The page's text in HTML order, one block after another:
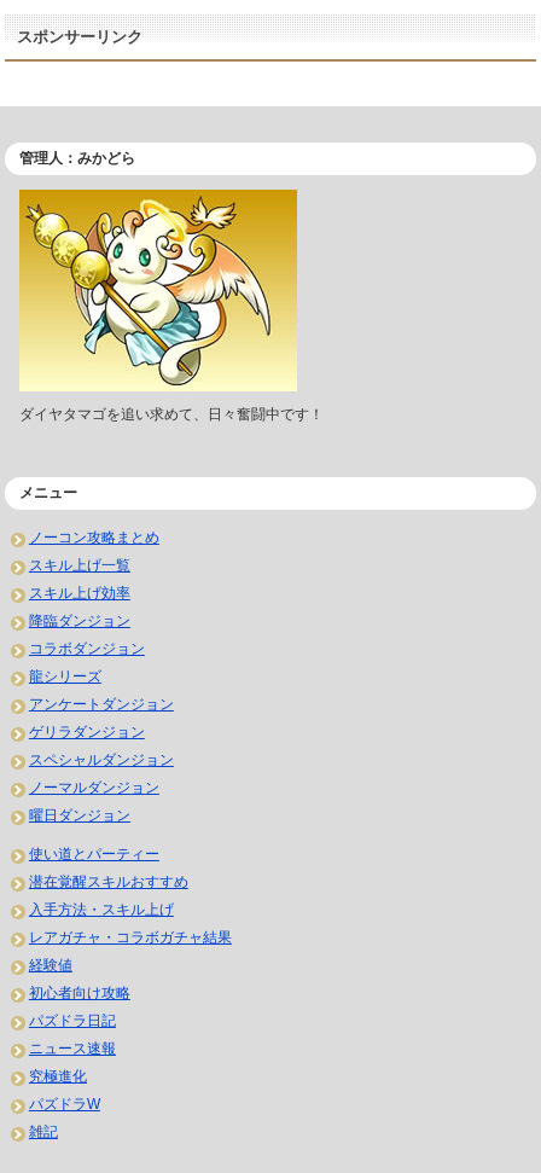
スポンサーリンク
管理人：みかどら
ダイヤタマゴを追い求めて、日々奮闘中です！
メニュー
ノーコン攻略まとめ
スキル上げ一覧
スキル上げ効率
降臨ダンジョン
コラボダンジョン
龍シリーズ
アンケートダンジョン
ゲリラダンジョン
スペシャルダンジョン
ノーマルダンジョン
曜日ダンジョン
使い道とパーティー
潜在覚醒スキルおすすめ
入手方法・スキル上げ
レアガチャ・コラボガチャ結果
経験値
初心者向け攻略
パズドラ日記
ニュース速報
究極進化
パズドラW
雑記